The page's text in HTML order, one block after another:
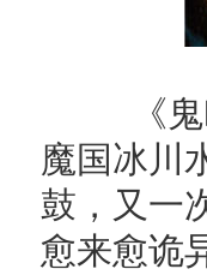
《鬼
魔国冰川
鼓，又一
愈来愈诡